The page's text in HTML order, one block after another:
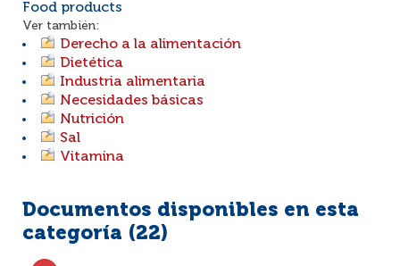
Food products
Ver también:
Derecho a la alimentación
Dietética
Industria alimentaria
Necesidades básicas
Nutrición
Sal
Vitamina
Documentos disponibles en esta
categoría (22)